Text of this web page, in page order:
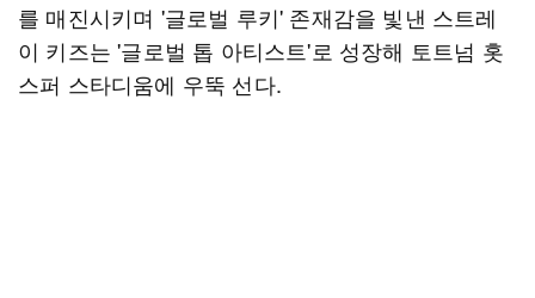
를 매진시키며 '글로벌 루키' 존재감을 빛낸 스트레
이 키즈는 '글로벌 톱 아티스트'로 성장해 토트넘 홋
스퍼 스타디움에 우뚝 선다.